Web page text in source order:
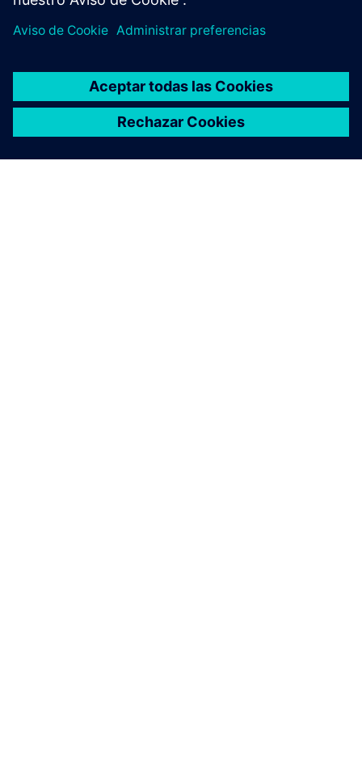
ENGINEERING DATA SCIENCE AND AI
Simcenter PhysicsAI
predictions 1000x faster than traditional solvers.
Integrates machine learning for simulation across
CAE workflows.